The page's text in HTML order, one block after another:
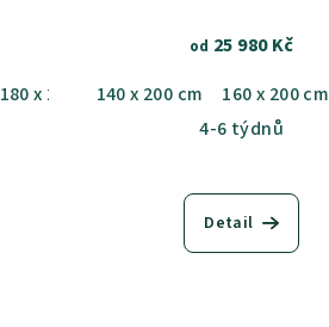
180 x 200 cm
od 25 980 Kč
140 x 200 cm
160 x 200 cm
4-6 týdnů
Detail